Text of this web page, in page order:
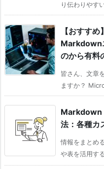
り伝わりやす
【おすす
Markdown
のから有料
皆さん、文章
ますか？
Markdown
法：各種カ
情報をまとめ
や表を活用す